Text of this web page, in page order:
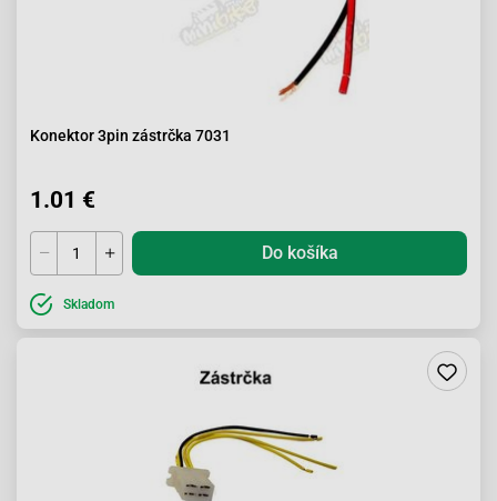
Konektor 3pin zástrčka 7031
1.01 €
Do košíka
Skladom